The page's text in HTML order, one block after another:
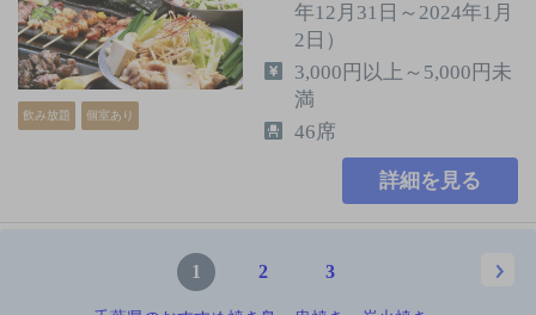
飲み放題 個室あり
年12月31日～2024年1月
2日）
3,000円以上～5,000円未
満
46席
詳細を見る
1 2 3